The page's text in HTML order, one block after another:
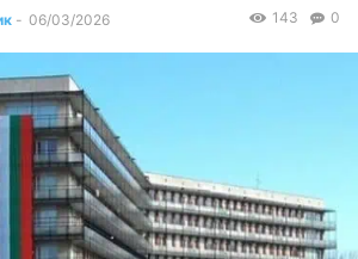
- 06/03/2026 0
143